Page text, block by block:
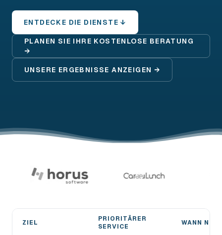
ENTDECKE DIE DIENSTE ↓
PLANEN SIE IHRE KOSTENLOSE BERATUNG
→
UNSERE ERGEBNISSE ANZEIGEN →
ZIEL
PRIORITÄRER
SERVICE
WANN